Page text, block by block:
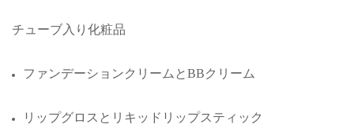
チューブ入り化粧品
ファンデーションクリームとBBクリーム
リップグロスとリキッドリップスティック